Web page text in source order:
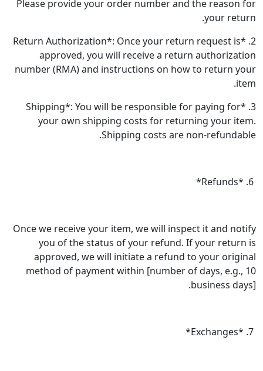
Please provide your order number and
2. *Return Authorization*: Once your
approved, you will receive a
number (RMA) and instructions on how
3. *Shipping*: You will be responsible
your own shipping costs for
Shipping costs are
Once we receive your item, we will
you of the status of your refund.
approved, we will initiate a refund
method of payment within [number of